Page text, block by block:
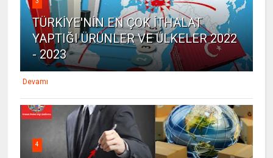
TÜRKİYE'NİN EN ÇOK İTHALAT
YAPTIĞI ÜRÜNLER VE ÜLKELER 2022
- 2023
Devamı
4